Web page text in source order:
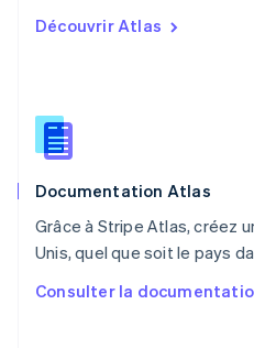
Découvrir Atlas
Documentation Atlas
Grâce à Stripe Atlas, créez
Unis, quel que soit le pays
Consulter la
PortuguêsEnglish
English
Roumanie
Royaume-Uni
Singapour
English简体中文
English